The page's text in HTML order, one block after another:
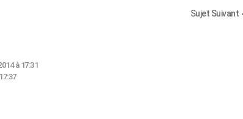
Sujet Suivant
à 17:31